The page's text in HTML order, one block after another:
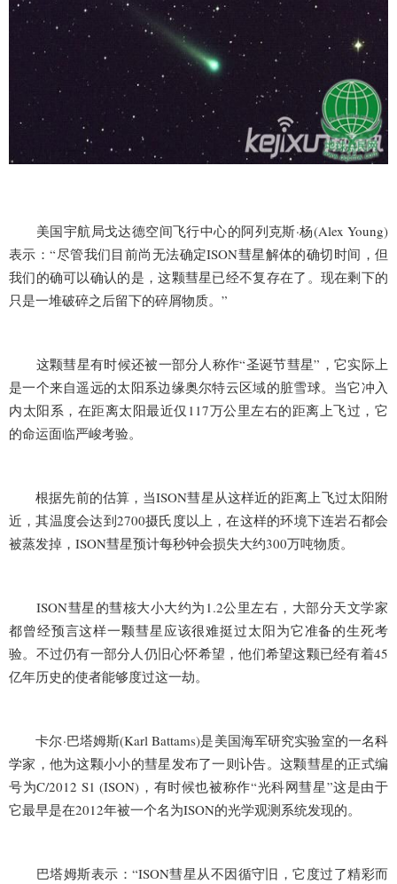
美国宇航局戈达德空间飞行中心的阿列克斯·杨(Alex Young)
表示：“尽管我们目前尚无法确定ISON彗星解体的确切时间，但
我们的确可以确认的是，这颗彗星已经不复存在了。现在剩下的
只是一堆破碎之后留下的碎屑物质。”
这颗彗星有时候还被一部分人称作“圣诞节彗星”，它实际上
是一个来自遥远的太阳系边缘奥尔特云区域的脏雪球。当它冲入
内太阳系，在距离太阳最近仅117万公里左右的距离上飞过，它
的命运面临严峻考验。
根据先前的估算，当ISON彗星从这样近的距离上飞过太阳附
近，其温度会达到2700摄氏度以上，在这样的环境下连岩石都会
被蒸发掉，ISON彗星预计每秒钟会损失大约300万吨物质。
ISON彗星的彗核大小大约为1.2公里左右，大部分天文学家
都曾经预言这样一颗彗星应该很难挺过太阳为它准备的生死考
验。不过仍有一部分人仍旧心怀希望，他们希望这颗已经有着45
亿年历史的使者能够度过这一劫。
卡尔·巴塔姆斯(Karl Battams)是美国海军研究实验室的一名科
学家，他为这颗小小的彗星发布了一则讣告。这颗彗星的正式编
号为C/2012 S1 (ISON)，有时候也被称作“光科网彗星”这是由于
它最早是在2012年被一个名为ISON的光学观测系统发现的。
巴塔姆斯表示：“ISON彗星从不因循守旧，它度过了精彩而